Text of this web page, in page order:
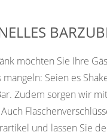
möchten Sie Ihre
Seien es
Zudem sorgen wir
und lassen Sie